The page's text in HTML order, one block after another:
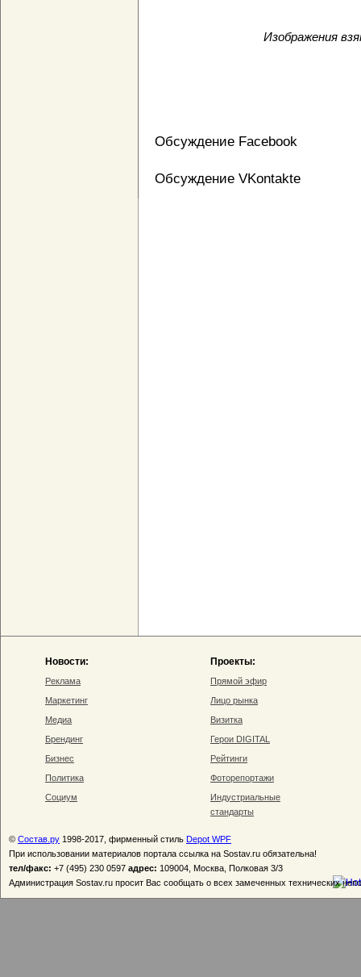
Изображения
Обсуждение Facebook
Обсуждение VKontakte
Новости:
Реклама
Маркетинг
Медиа
Брендинг
Бизнес
Политика
Социум
Проекты:
Прямой эфир
Лицо рынка
Визитка
Герои DIGITAL
Рейтинги
Фоторепортажи
Индустриальные
стандарты
© Состав.ру 1998-2017, фирменный стиль Depot WPF
При использовании материалов портала ссылка на Sostav.ru обязательна!
тел/факс: +7 (495) 230 0597 адрес: 109004, Москва, Полковая 3/3
Администрация Sostav.ru просит Вас сообщать о всех замеченных технических